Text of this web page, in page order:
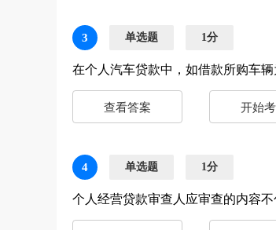
3 单选题 1分
在个人汽车贷款中，如借款所购车
查看答案 开始
4 单选题 1分
个人经营贷款审查人应审查的内容不